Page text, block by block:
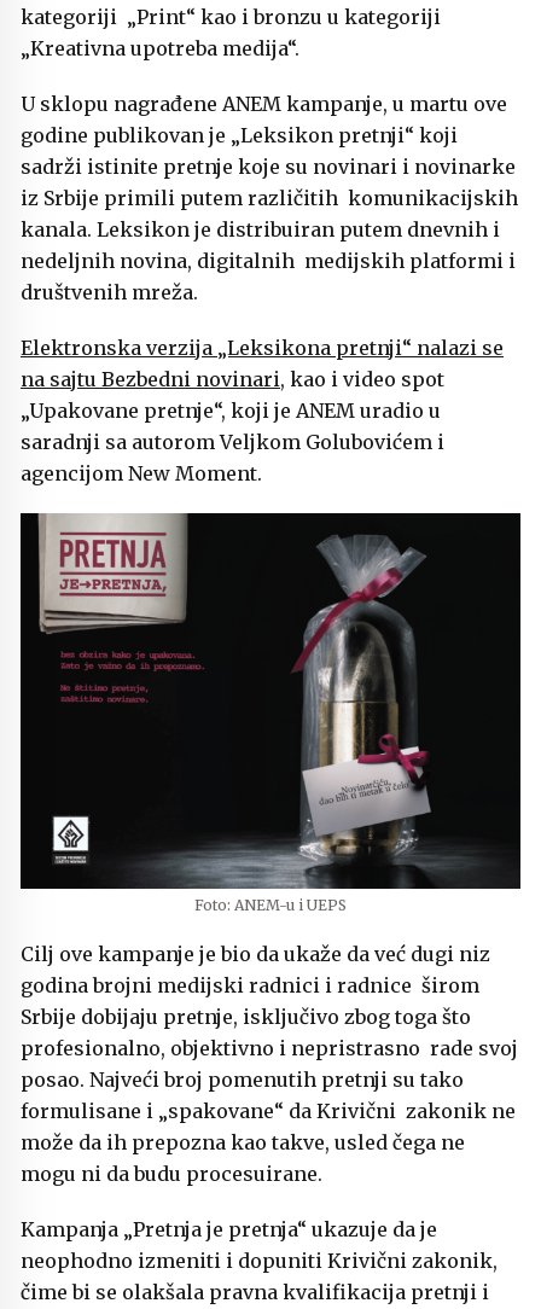
kategoriji „Print“ kao i bronzu u kategoriji
„Kreativna upotreba medija“.
U sklopu nagrađene ANEM kampanje, u martu ove
godine publikovan je „Leksikon pretnji“ koji
sadrži istinite pretnje koje su novinari i novinarke
iz Srbije primili putem različitih komunikacijskih
kanala. Leksikon je distribuiran putem dnevnih i
nedeljnih novina, digitalnih medijskih platformi i
društvenih mreža.
Elektronska verzija „Leksikona pretnji“ nalazi se
na sajtu Bezbedni novinari, kao i video spot
„Upakovane pretnje“, koji je ANEM uradio u
saradnji sa autorom Veljkom Golubovićem i
agencijom New Moment.
Foto: ANEM-u i UEPS
Cilj ove kampanje je bio da ukaže da već dugi niz
godina brojni medijski radnici i radnice širom
Srbije dobijaju pretnje, isključivo zbog toga što
profesionalno, objektivno i nepristrasno rade svoj
posao. Najveći broj pomenutih pretnji su tako
formulisane i „spakovane“ da Krivični zakonik ne
može da ih prepozna kao takve, usled čega ne
mogu ni da budu procesuirane.
Kampanja „Pretnja je pretnja“ ukazuje da je
neophodno izmeniti i dopuniti Krivični zakonik,
čime bi se olakšala pravna kvalifikacija pretnji i